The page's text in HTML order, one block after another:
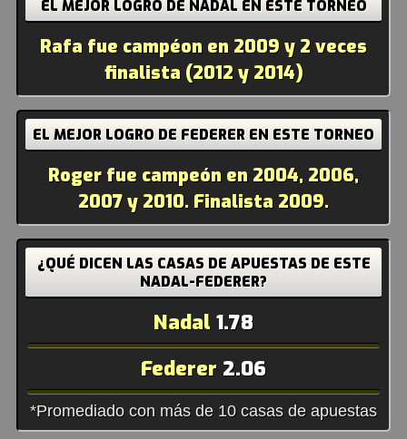
EL MEJOR LOGRO DE NADAL EN ESTE TORNEO
Rafa fue campéon en 2009 y 2 veces
finalista (2012 y 2014)
EL MEJOR LOGRO DE FEDERER EN ESTE TORNEO
Roger fue campeón en 2004, 2006,
2007 y 2010. Finalista 2009.
¿QUÉ DICEN LAS CASAS DE APUESTAS DE ESTE
NADAL-FEDERER?
Nadal 1.78
Federer 2.06
*Promediado con más de 10 casas de apuestas